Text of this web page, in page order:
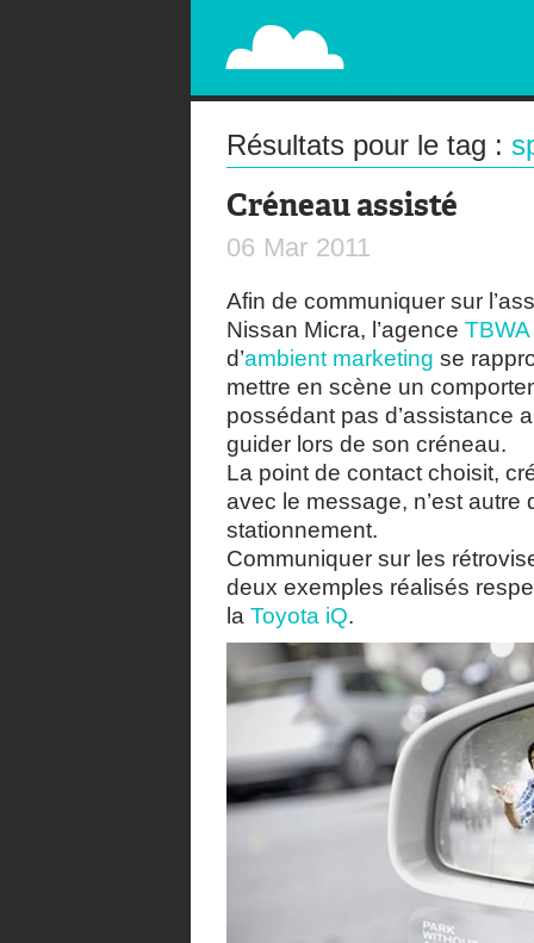
PAPERPLANE
STREET, AMBIENT, GUÉRILLA MARKETING
Résultats pour le tag :
Créneau assisté
06 Mar 2011
Afin de communiquer sur
Nissan Micra, l’agence
d’ambient marketing se
mettre en scène un
possédant pas d’assistance
guider lors de son créneau.
La point de contact choisit,
avec le message, n’est
stationnement.
Communiquer sur les
deux exemples réalisés
la Toyota iQ.